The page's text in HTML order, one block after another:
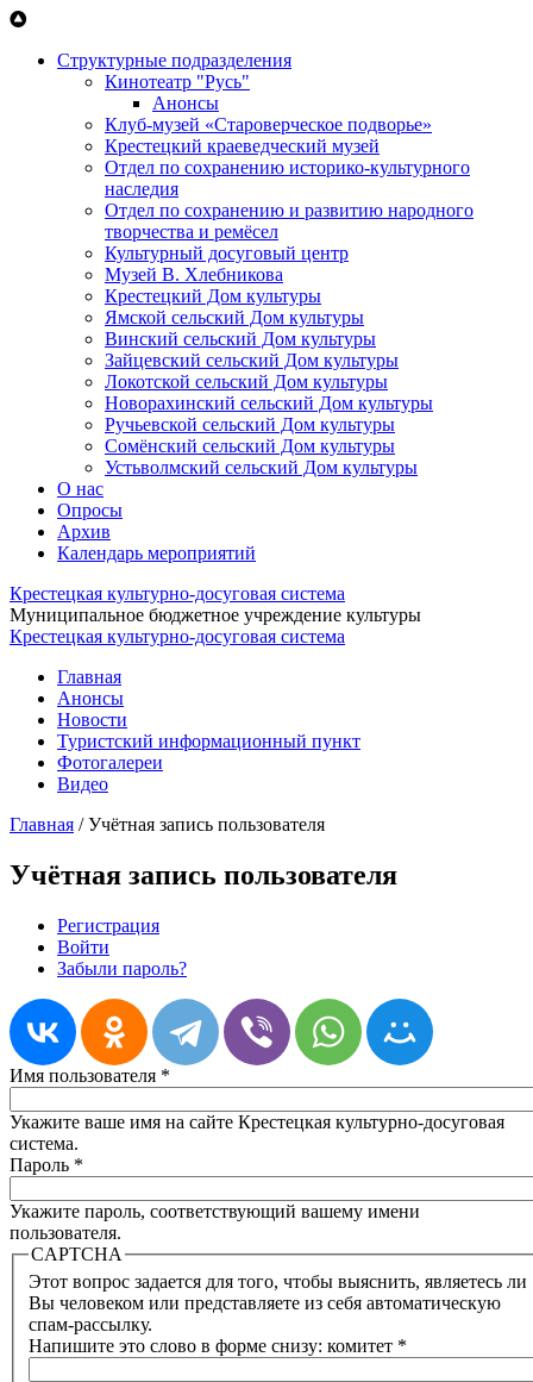
Перейти к основному содержанию
Структурные подразделения
Кинотеатр "Русь"
Анонсы
Клуб-музей «Староверческое подворье»
Крестецкий краеведческий музей
Отдел по сохранению историко-культурного
наследия
Отдел по сохранению и развитию народного
творчества и ремёсел
Культурный досуговый центр
Музей В. Хлебникова
Крестецкий Дом культуры
Ямской сельский Дом культуры
Винский сельский Дом культуры
Зайцевский сельский Дом культуры
Локотской сельский Дом культуры
Новорахинский сельский Дом культуры
Ручьевской сельский Дом культуры
Сомёнский сельский Дом культуры
Устьволмский сельский Дом культуры
О нас
Опросы
Архив
Календарь мероприятий
Крестецкая культурно-досуговая система
Муниципальное бюджетное учреждение культуры
Крестецкая культурно-досуговая система
Главная
Анонсы
Новости
Туристский информационный пункт
Фотогалереи
Видео
Главная /Учётная запись пользователя
Учётная запись пользователя
Главные вкладки
Регистрация
Войти
Забыли пароль?
Имя пользователя *
Укажите ваше имя на сайте Крестецкая культурно-досуговая
система.
Пароль *
Укажите пароль, соответствующий вашему имени
пользователя.
CAPTCHA
Этот вопрос задается для того, чтобы выяснить, являетесь ли
Вы человеком или представляете из себя автоматическую
спам-рассылку.
Напишите это слово в форме снизу: комитет *